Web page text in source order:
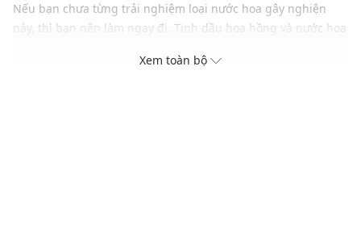
Nếu bạn chưa từng trải nghiệm loại nước hoa gây nghiện
này, thì bạn nên làm ngay đi. Tinh dầu hoa hồng và nước hoa
hâm mộ yêu thích này, và chúng tôi đã thêm chút hương
Xem toàn bộ